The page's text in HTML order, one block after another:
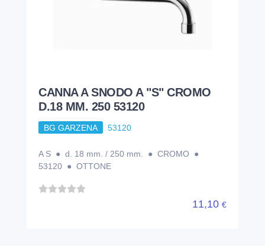
CANNA A SNODO A "S" CROMO
D.18 MM. 250 53120
BG GARZENA 53120
A S ● d. 18 mm. / 250 mm. ● CROMO ●
53120 ● OTTONE
11,10 €